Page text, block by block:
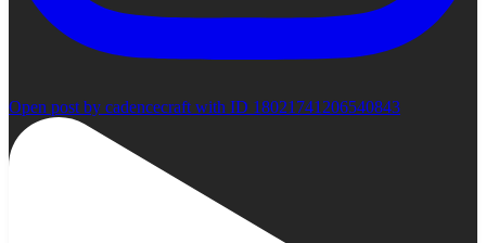
Open post by cadencecraft with ID 18021741206540843